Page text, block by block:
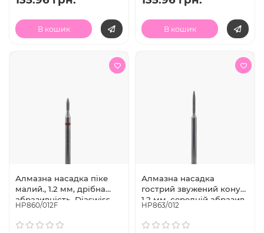
В кошик В кошик
Алмазна насадка піке
малий., 1.2 мм, дрібна
абразивність, Diaswiss
(Швейцарія)
HP860/012F
Алмазна насадка
гострий звужений конус,
1.2 мм, середній абразив,
Diaswiss (Швейцарія)
HP863/012